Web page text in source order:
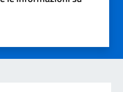
stelle su 5
su 5
5